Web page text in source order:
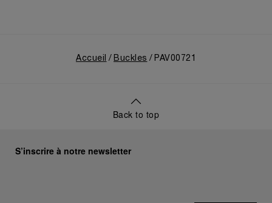
Accueil Buckles PAV00721
Back to top
S’inscrire à notre newsletter